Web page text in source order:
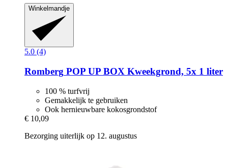
Winkelmandje
5.0 (4)
Romberg POP UP BOX Kweekgrond, 5x 1 liter
100 % turfvrij
Gemakkelijk te gebruiken
Ook hernieuwbare kokosgrondstof
€ 10,09
Bezorging uiterlijk op 12. augustus